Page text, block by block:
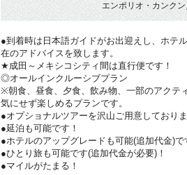
エンポリオ・カンク
●到着時は日本語ガイドがお出迎えし、ホテ
在のアドバイスを致します。
★成田～メキシコシティ間は直行便です！
◎オールインクルーシブプラン
※朝食、昼食、夕食、飲み物、一部のアクテ
気にせず楽しめるプランです。
●オプショナルツアーを沢山ご用意しており
●延泊も可能です！
●ホテルのアップグレードも可能(追加代金)で
●ひとり旅も可能です(追加代金が必要)！
●マイルがたまる！